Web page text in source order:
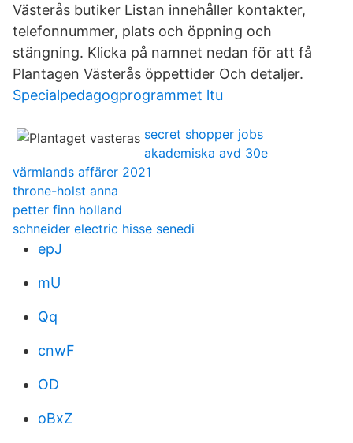
Västerås butiker Listan innehåller kontakter,
telefonnummer, plats och öppning och
stängning. Klicka på namnet nedan för att få
Plantagen Västerås öppettider Och detaljer.
Specialpedagogprogrammet ltu
secret shopper jobs
akademiska avd 30e
värmlands affärer 2021
throne-holst anna
petter finn holland
schneider electric hisse senedi
epJ
mU
Qq
cnwF
OD
oBxZ